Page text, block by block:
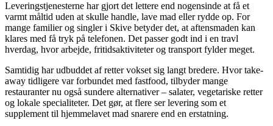
Leveringstjenesterne har gjort det lettere end nogensinde at få et
varmt måltid uden at skulle handle, lave mad eller rydde op. For
mange familier og singler i Skive betyder det, at aftensmaden kan
klares med få tryk på telefonen. Det passer godt ind i en travl
hverdag, hvor arbejde, fritidsaktiviteter og transport fylder meget.
Samtidig har udbuddet af retter vokset sig langt bredere. Hvor take-
away tidligere var forbundet med fastfood, tilbyder mange
restauranter nu også sundere alternativer – salater, vegetariske retter
og lokale specialiteter. Det gør, at flere ser levering som et
supplement til hjemmelavet mad snarere end en erstatning.